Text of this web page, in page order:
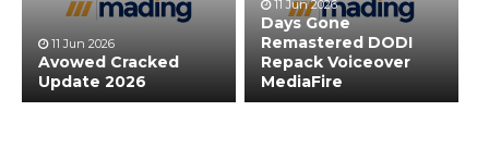
11 Jun 2026
Avowed Cracked
Update 2026
11 Jun 2026
Days Gone
Remastered DODI
Repack Voiceover
MediaFire